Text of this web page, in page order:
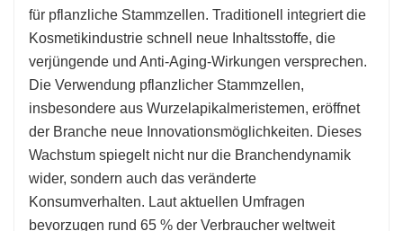
für pflanzliche Stammzellen. Traditionell integriert die
Kosmetikindustrie schnell neue Inhaltsstoffe, die
verjüngende und Anti-Aging-Wirkungen versprechen.
Die Verwendung pflanzlicher Stammzellen,
insbesondere aus Wurzelapikalmeristemen, eröffnet
der Branche neue Innovationsmöglichkeiten. Dieses
Wachstum spiegelt nicht nur die Branchendynamik
wider, sondern auch das veränderte
Konsumverhalten. Laut aktuellen Umfragen
bevorzugen rund 65 % der Verbraucher weltweit